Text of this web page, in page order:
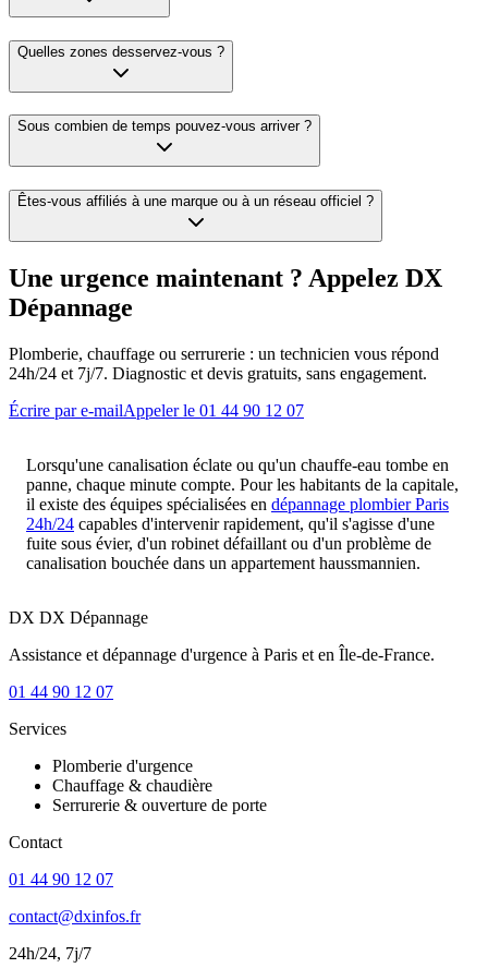
Quelles zones desservez-vous ?
Sous combien de temps pouvez-vous arriver ?
Êtes-vous affiliés à une marque ou à un réseau officiel ?
Une urgence maintenant ? Appelez DX
Dépannage
Plomberie, chauffage ou serrurerie : un technicien vous répond
24h/24 et 7j/7. Diagnostic et devis gratuits, sans engagement.
Écrire par e-mailAppeler le 01 44 90 12 07
Lorsqu'une canalisation éclate ou qu'un chauffe-eau tombe en
panne, chaque minute compte. Pour les habitants de la capitale,
il existe des équipes spécialisées en dépannage plombier Paris
24h/24 capables d'intervenir rapidement, qu'il s'agisse d'une
fuite sous évier, d'un robinet défaillant ou d'un problème de
canalisation bouchée dans un appartement haussmannien.
DX DX Dépannage
Assistance et dépannage d'urgence à Paris et en Île-de-France.
01 44 90 12 07
Services
Plomberie d'urgence
Chauffage & chaudière
Serrurerie & ouverture de porte
Contact
01 44 90 12 07
contact@dxinfos.fr
24h/24, 7j/7